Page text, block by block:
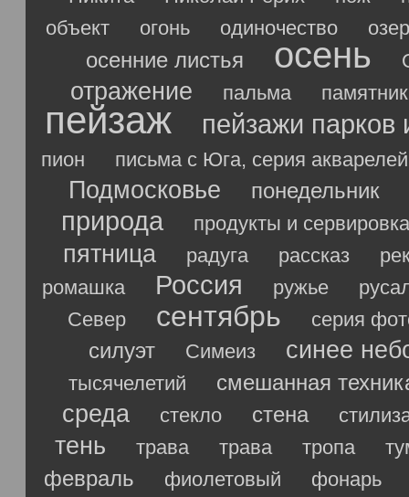
объект
огонь одиночество
осенние листья осень
отражение пальма памятник
пейзаж пейзажи парков
пион письма с Юга, серия акварелей
Подмосковье понедельник
природа продукты и сервировка
пятница радуга рассказ
ромашка
Россия ружье
Север
сентябрь серия
силуэт Симеиз синее
тысячелетий смешанная
среда стекло стена
тень трава трава тропа
февраль фиолетовый
фонарь